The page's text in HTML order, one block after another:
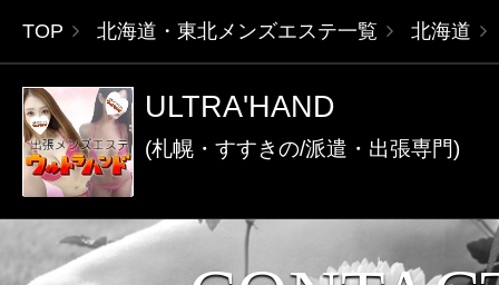
TOP 北海道・東北メンズエステ一覧 北海道
ULTRA'HAND
(札幌・すすきの/派遣・出張専門)